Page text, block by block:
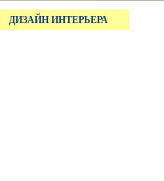
ДИЗАЙН ИНТЕРЬЕРА